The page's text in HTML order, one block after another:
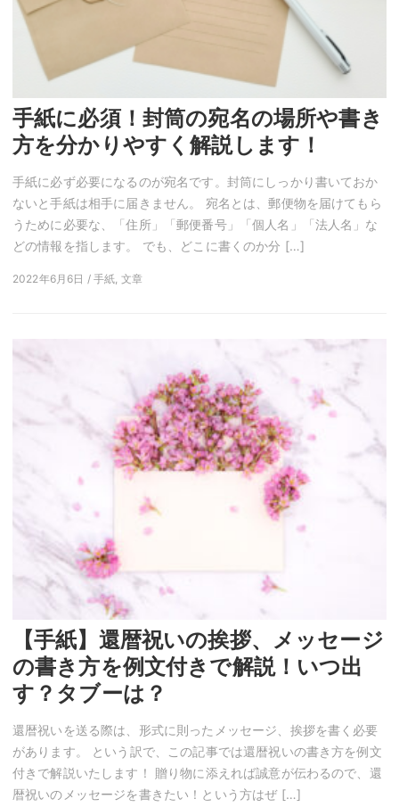
手紙に必須！封筒の宛名の場所や書き
方を分かりやすく解説します！
手紙に必ず必要になるのが宛名です。封筒にしっかり書いておか
ないと手紙は相手に届きません。 宛名とは、郵便物を届けてもら
うために必要な、「住所」「郵便番号」「個人名」「法人名」な
どの情報を指します。 でも、どこに書くのか分 […]
2022年6月6日 / 手紙, 文章
【手紙】還暦祝いの挨拶、メッセージ
の書き方を例文付きで解説！いつ出
す？タブーは？
還暦祝いを送る際は、形式に則ったメッセージ、挨拶を書く必要
があります。 という訳で、この記事では還暦祝いの書き方を例文
付きで解説いたします！ 贈り物に添えれば誠意が伝わるので、還
暦祝いのメッセージを書きたい！という方はぜ […]